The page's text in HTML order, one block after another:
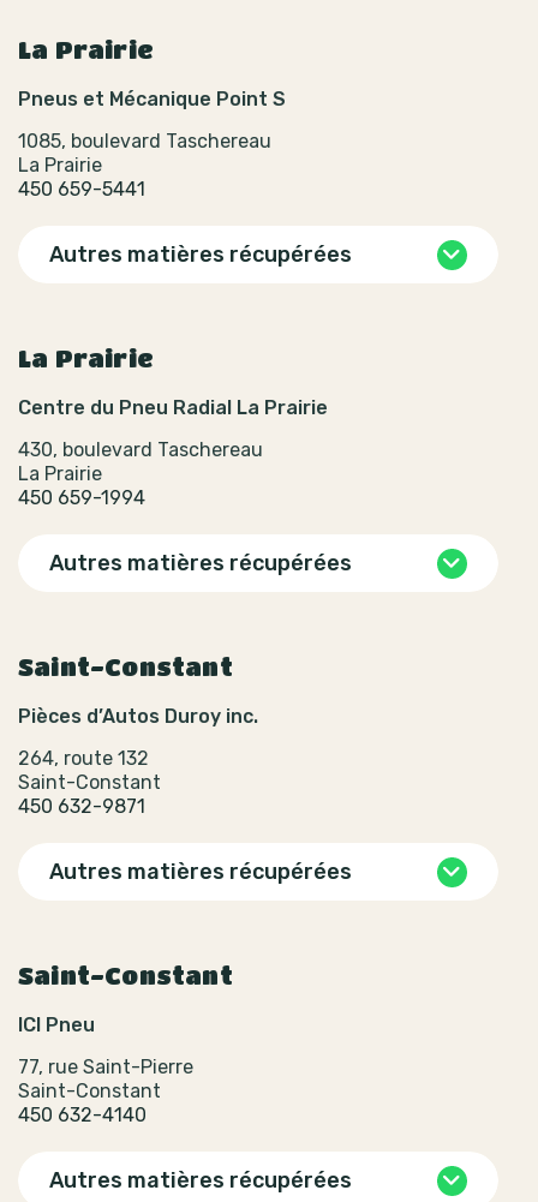
La Prairie
Pneus et Mécanique Point S
1085, boulevard Taschereau
La Prairie
450 659-5441
Autres matières récupérées
La Prairie
Centre du Pneu Radial La Prairie
430, boulevard Taschereau
La Prairie
450 659-1994
Autres matières récupérées
Saint-Constant
Pièces d’Autos Duroy inc.
264, route 132
Saint-Constant
450 632-9871
Autres matières récupérées
Saint-Constant
ICI Pneu
77, rue Saint-Pierre
Saint-Constant
450 632-4140
Autres matières récupérées